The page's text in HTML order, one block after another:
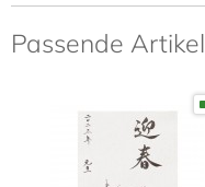
Passende Artikel